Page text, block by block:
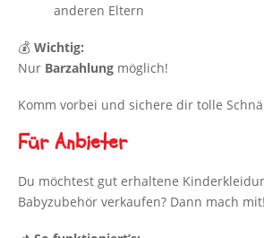
anderen Eltern
💰 Wichtig:
Nur Barzahlung möglich!
Komm vorbei und sichere dir tolle
Für Anbieter
Du möchtest gut erhaltene
Babyzubehör verkaufen? Dann mach mit!